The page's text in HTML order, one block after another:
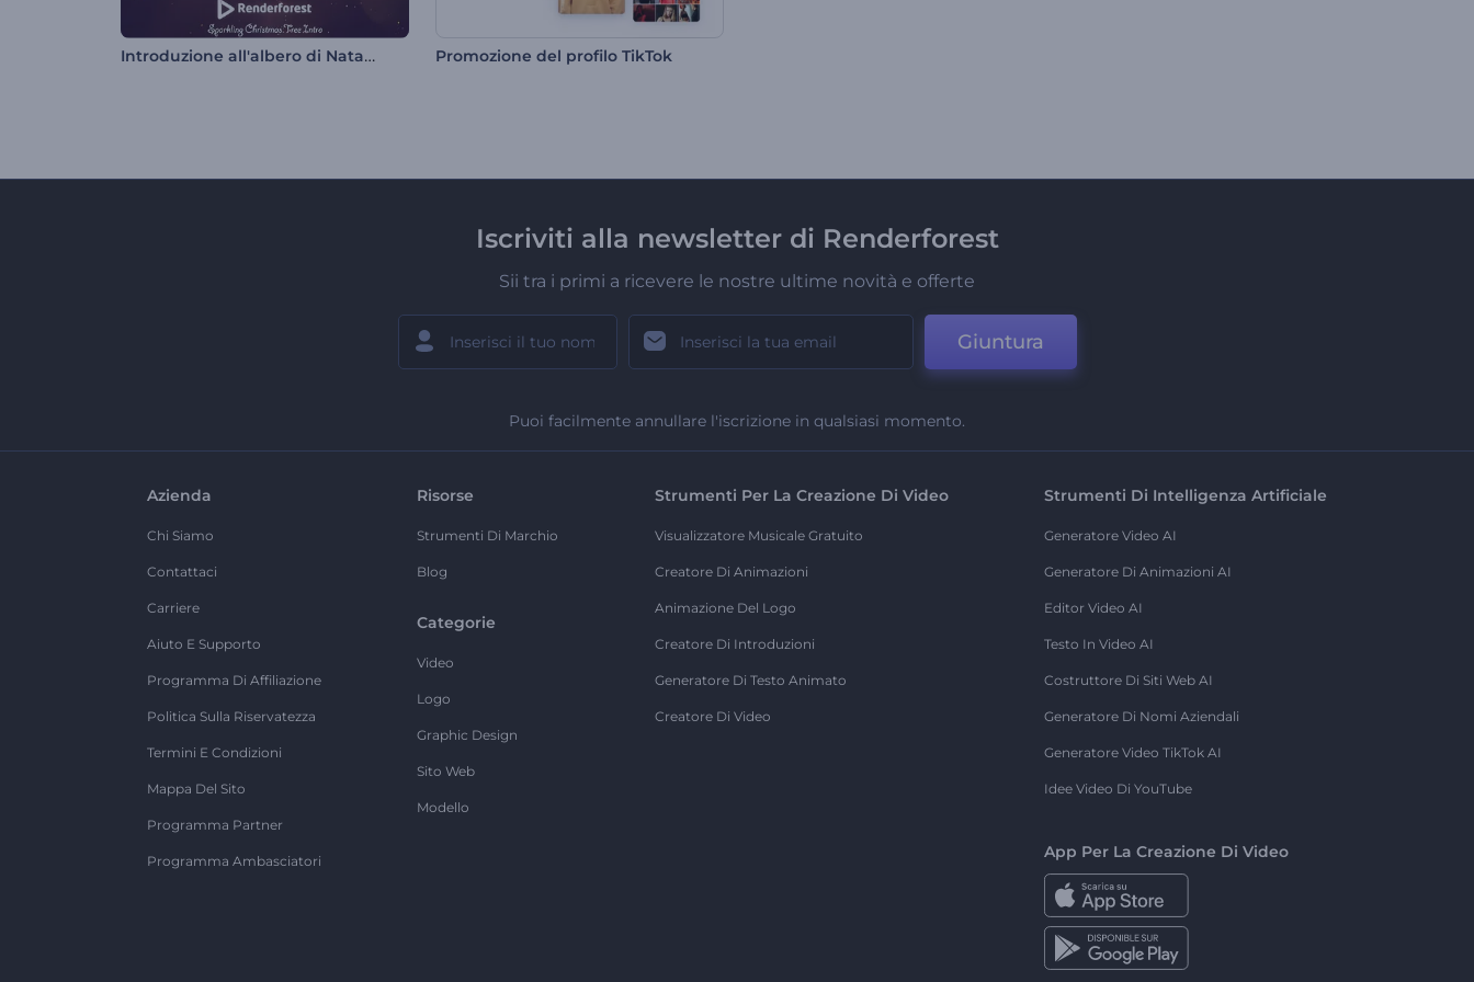
Introduzione all'albero di Natale scintillante Promozione del profilo TikTok
Iscriviti alla newsletter di Renderforest
Sii tra i primi a ricevere le nostre ultime novità e offerte
Giuntura
Puoi facilmente annullare l'iscrizione in qualsiasi momento.
Azienda
Chi Siamo
Contattaci
Carriere
Aiuto E Supporto
Programma Di Affiliazione
Politica Sulla Riservatezza
Termini E Condizioni
Mappa Del Sito
Programma Partner
Programma Ambasciatori
Risorse
Strumenti Di Marchio
Blog
Categorie
Video
Logo
Graphic Design
Sito Web
Modello
Strumenti Per La Creazione Di Video
Visualizzatore Musicale Gratuito
Creatore Di Animazioni
Animazione Del Logo
Creatore Di Introduzioni
Generatore Di Testo Animato
Creatore Di Video
Strumenti Di Intelligenza Artificiale
Generatore Video AI
Generatore Di Animazioni AI
Editor Video AI
Testo In Video AI
Costruttore Di Siti Web AI
Generatore Di Nomi Aziendali
Generatore Video TikTok AI
Idee Video Di YouTube
App Per La Creazione Di Video